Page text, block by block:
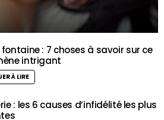
fontaine : 7 choses à savoir sur ce
intrigant
À LIRE
: les 6 causes d’infidélité les plus